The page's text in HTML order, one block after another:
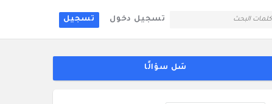
تسجيل دخول تسجيل
سَل سؤالًا